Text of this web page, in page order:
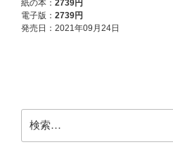
索: